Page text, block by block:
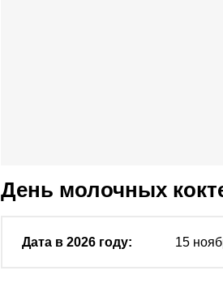
День молочных
Дата в 2026 году: 15